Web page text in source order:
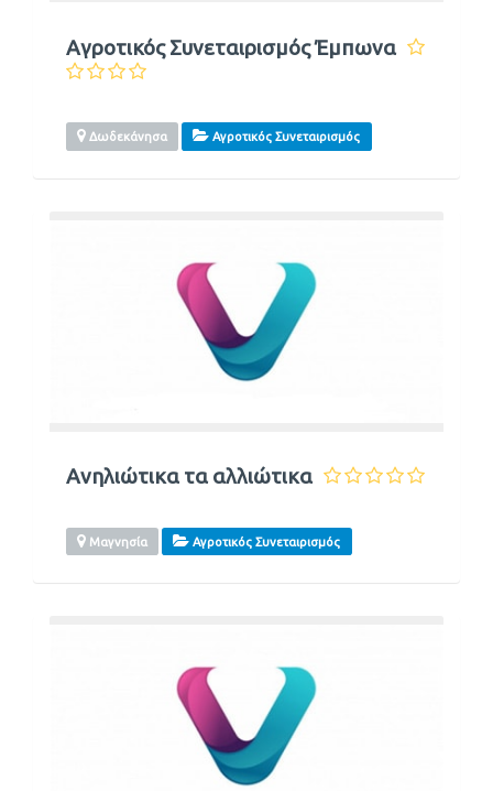
Αγροτικός Συνεταιρισμός Έμπωνα
Δωδεκάνησα Αγροτικός Συνεταιρισμός
Ανηλιώτικα τα αλλιώτικα
Μαγνησία Αγροτικός Συνεταιρισμός